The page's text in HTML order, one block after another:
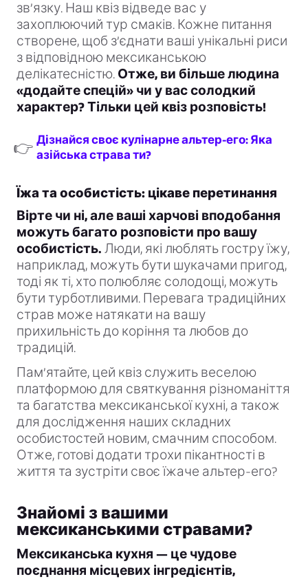
зв’язку. Наш квіз відведе вас у
захоплюючий тур смаків. Кожне питання
створене, щоб з’єднати ваші унікальні риси
з відповідною мексиканською
делікатесністю. Отже, ви більше людина
«додайте спецій» чи у вас солодкий
характер? Тільки цей квіз розповість!
👉 Дізнайся своє кулінарне альтер-его: Яка
азійська страва ти?
Їжа та особистість: цікаве перетинання
Вірте чи ні, але ваші харчові вподобання
можуть багато розповісти про вашу
особистість. Люди, які люблять гостру їжу,
наприклад, можуть бути шукачами пригод,
тоді як ті, хто полюбляє солодощі, можуть
бути турботливими. Перевага традиційних
страв може натякати на вашу
прихильність до коріння та любов до
традицій.
Пам’ятайте, цей квіз служить веселою
платформою для святкування різноманіття
та багатства мексиканської кухні, а також
для дослідження наших складних
особистостей новим, смачним способом.
Отже, готові додати трохи пікантності в
життя та зустріти своє їжаче альтер-его?
Знайомі з вашими
мексиканськими стравами?
Мексиканська кухня — це чудове
поєднання місцевих інгредієнтів,